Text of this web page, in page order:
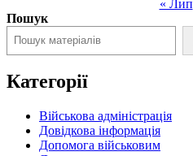
« Лип
Пошук
Категорії
Військова адміністрація
Довідкова інформація
Допомога військовим